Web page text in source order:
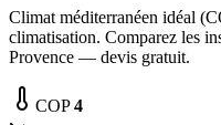
Climat méditerranéen idéal
climatisation. Comparez les
Provence — devis gratuit.
COP4